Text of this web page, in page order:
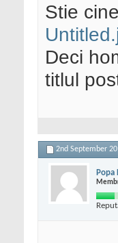
Stie
Deci
titlul
2nd September
Popa